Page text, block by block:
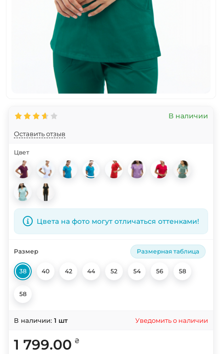
Оставить отзыв
В наличии
Цвет
Цвета на фото могут отличаться оттенками!
Размер Размерная таблица
38 40 42 44 52 54 56 58
58
В наличии: 1 шт Уведомить о наличии
1 799.00 ₴